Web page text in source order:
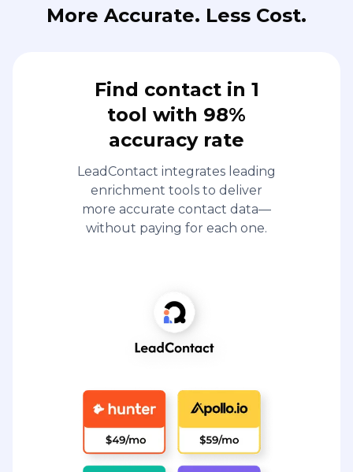
More Accurate. Less Cost.
Find contact in 1
tool with 98%
accuracy rate
LeadContact integrates leading
enrichment tools to deliver
more accurate contact data—
without paying for each one.